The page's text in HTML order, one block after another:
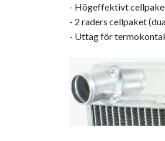
- Högeffektivt
- 2 raders cellpaket
- Uttag för